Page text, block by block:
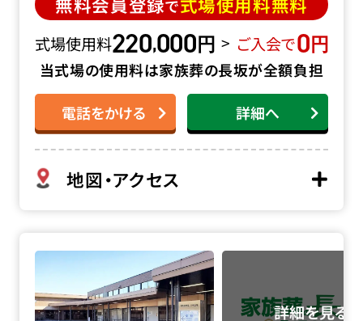
で
式場使用料220,000円 > ご入会で0円
当式場の使用料は家族葬の長坂が全額負担
電話をかける 詳細へ
地図・アクセス